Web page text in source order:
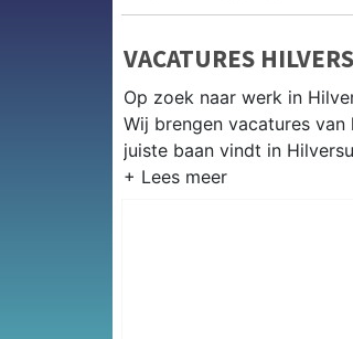
VACATURES
Op zoek naar werk in
Wij brengen vacatures
juiste baan vindt in
Hilversum en omgeving